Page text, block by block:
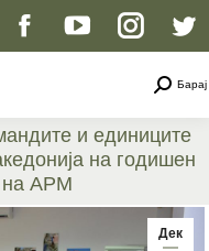
Facebook
opens
in
new
YouTube
opens
page
opens
new
Барај
и единиците
на годишен
на АРМ
here:
Дек